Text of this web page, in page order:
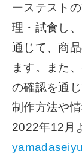
ーステスト
理・試食し
通じて、商
ます。また
の確認を通
制作方法や
2022年12月
yamadaseiyu